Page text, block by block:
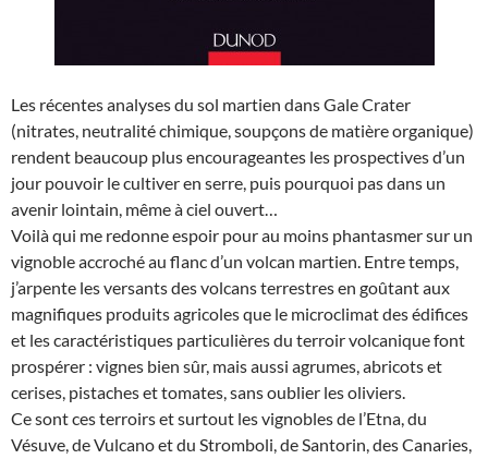
Les récentes analyses du sol martien dans Gale Crater
(nitrates, neutralité chimique, soupçons de matière organique)
rendent beaucoup plus encourageantes les prospectives d’un
jour pouvoir le cultiver en serre, puis pourquoi pas dans un
avenir lointain, même à ciel ouvert…
Voilà qui me redonne espoir pour au moins phantasmer sur un
vignoble accroché au flanc d’un volcan martien. Entre temps,
j’arpente les versants des volcans terrestres en goûtant aux
magnifiques produits agricoles que le microclimat des édifices
et les caractéristiques particulières du terroir volcanique font
prospérer : vignes bien sûr, mais aussi agrumes, abricots et
cerises, pistaches et tomates, sans oublier les oliviers.
Ce sont ces terroirs et surtout les vignobles de l’Etna, du
Vésuve, de Vulcano et du Stromboli, de Santorin, des Canaries,